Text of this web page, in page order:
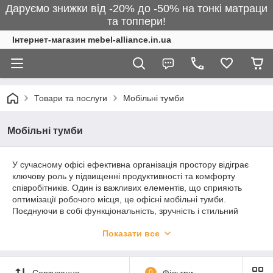
Даруємо знижки від -20% до -50% на тонкі матраци
та топпери!
Інтернет-магазин mebel-alliance.in.ua
Товари та послуги Мобільні тумби
Мобільні тумби
У сучасному офісі ефективна організація простору відіграє
ключову роль у підвищенні продуктивності та комфорту
співробітників. Один із важливих елементів, що сприяють
оптимізації робочого місця, це офісні мобільні тумби.
Поєднуючи в собі функціональність, зручність і стильний
незамінним атрибутом сучасного офісу.
Офісні мобільні тумби являють собою універсальні
Показати все